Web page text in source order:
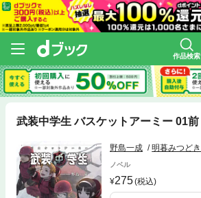
作品検索
武装中学生 バスケットアーミー 01前
野島一成 明暮みつどき
ノベル
275(税込)